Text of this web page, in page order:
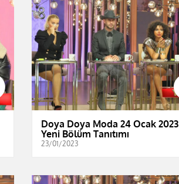
Doya Doya Moda 24 Ocak 2023
Yeni Bölüm Tanıtımı
23/01/2023